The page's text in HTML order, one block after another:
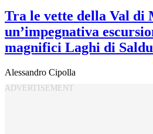
Tra le vette della Val di
un’impegnativa
magnifici Laghi di
Alessandro Cipolla